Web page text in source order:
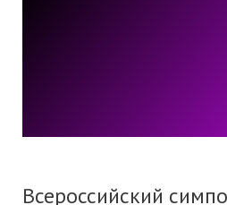
Всероссийский